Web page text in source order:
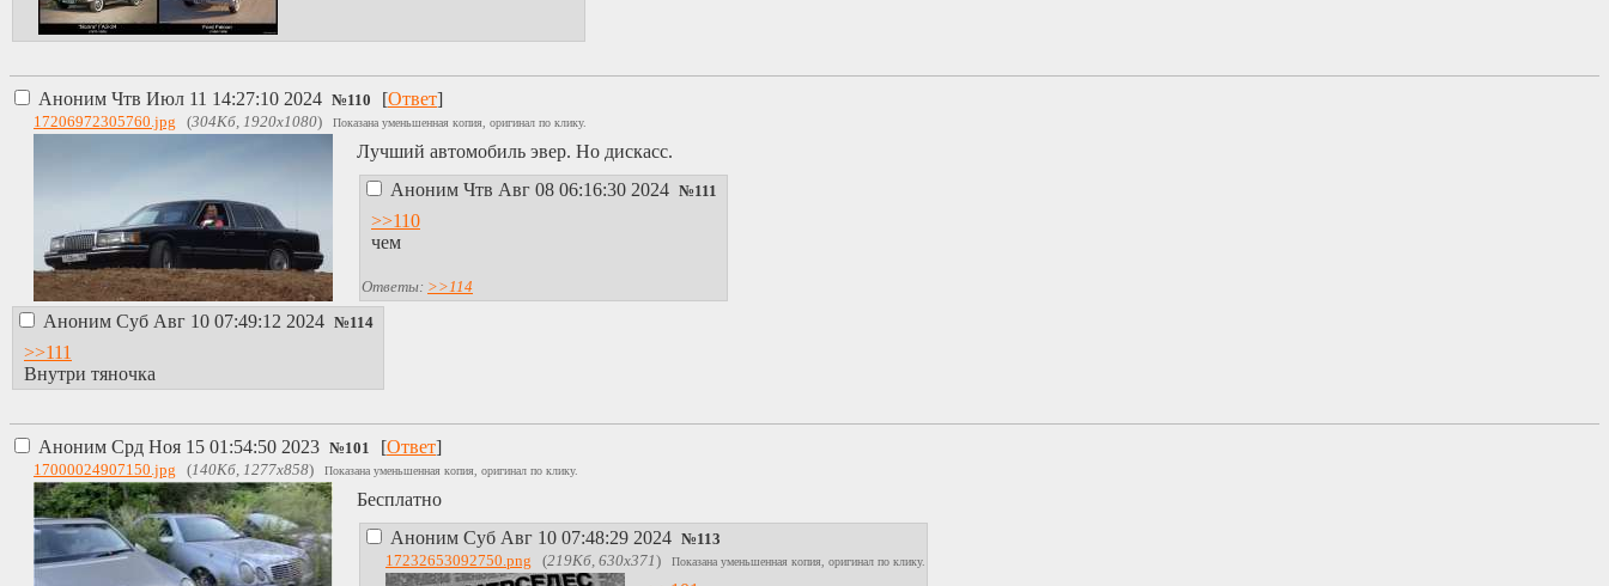
Аноним Чтв Июл 11 14:27:10 2024 №110 [Ответ]
17206972305760.jpg (304Кб, 1920x1080) Показана уменьшенная копия, оригинал по клику.
Лучший автомобиль эвер. Но дискасс.
Аноним Чтв Авг 08 06:16:30 2024 №111
>>110
чем
Ответы: >>114
Аноним Суб Авг 10 07:49:12 2024 №114
>>111
Внутри тяночка
Аноним Срд Ноя 15 01:54:50 2023 №101 [Ответ]
17000024907150.jpg (140Кб, 1277x858) Показана уменьшенная копия, оригинал по клику.
Бесплатно
Аноним Суб Авг 10 07:48:29 2024 №113
17232653092750.png (219Кб, 630x371) Показана уменьшенная копия, оригинал по клику.